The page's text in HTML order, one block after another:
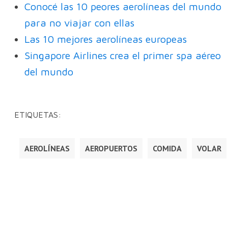
Conocé las 10 peores aerolíneas del mundo
para no viajar con ellas
Las 10 mejores aerolíneas europeas
Singapore Airlines crea el primer spa aéreo
del mundo
ETIQUETAS:
AEROLÍNEAS AEROPUERTOS COMIDA VOLAR